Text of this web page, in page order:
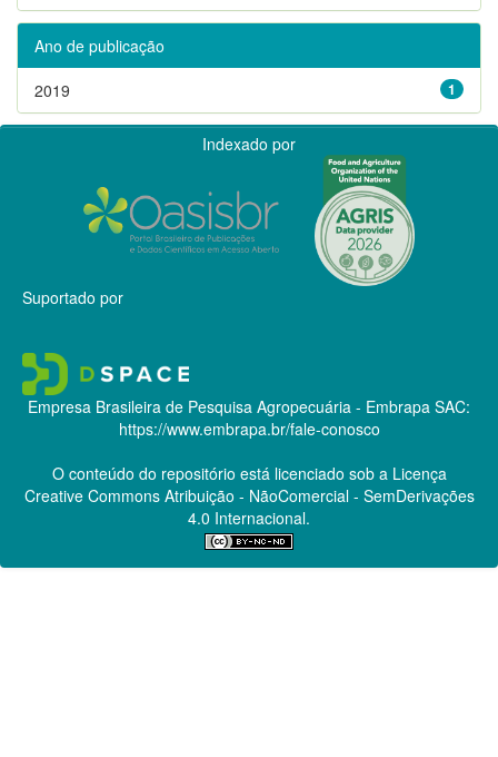
Ano de publicação
1
2019
Indexado por
Suportado por
Empresa Brasileira de Pesquisa Agropecuária - Embrapa SAC:
https://www.embrapa.br/fale-conosco
O conteúdo do repositório está licenciado sob a Licença
Creative CommonsAtribuição - NãoComercial - SemDerivações
4.0 Internacional.